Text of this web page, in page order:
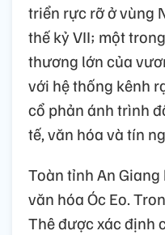
triển rực rỡ ở vùng
thế kỷ VII; một
thương lớn của
với hệ thống kênh
cổ phản ánh trình
tế, văn hóa và tín
Toàn tỉnh An
văn hóa Óc Eo.
Thê được xác định